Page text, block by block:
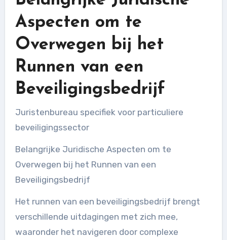
Aspecten om te
Overwegen bij het
Runnen van een
Beveiligingsbedrijf
Juristenbureau specifiek voor particuliere
beveiligingssector
Belangrijke Juridische Aspecten om te
Overwegen bij het Runnen van een
Beveiligingsbedrijf
Het runnen van een beveiligingsbedrijf brengt
verschillende uitdagingen met zich mee,
waaronder het navigeren door complexe